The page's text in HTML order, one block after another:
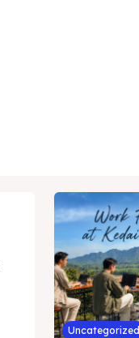
Uncategorized